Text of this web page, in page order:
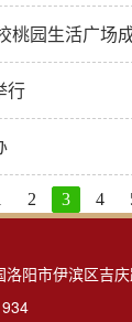
桃园生活广场
行
2 3 4
洛阳市伊滨区吉